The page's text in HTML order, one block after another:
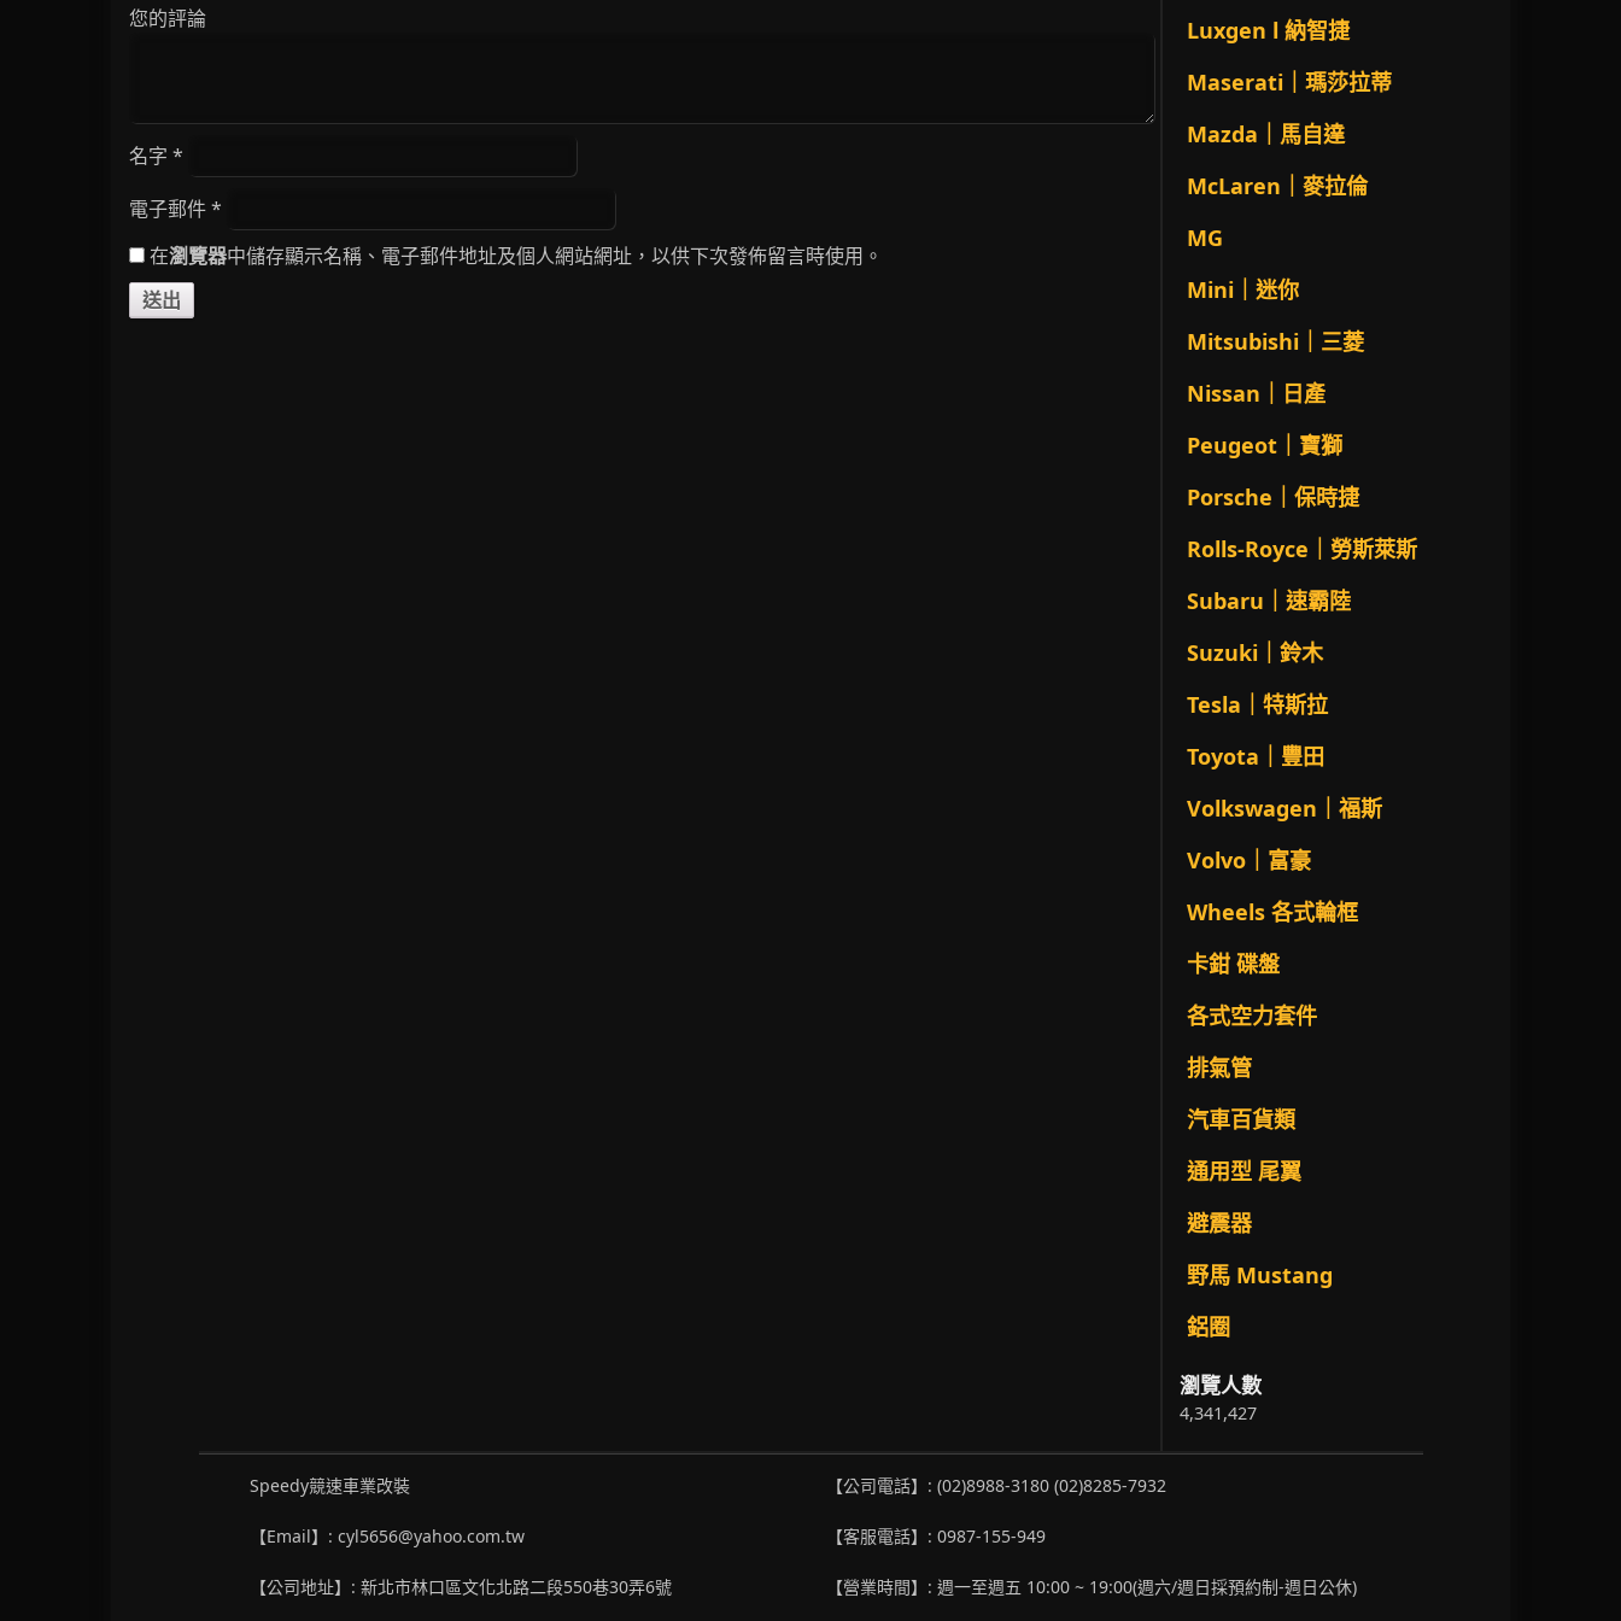
您的評論
名字 *
電子郵件*
在瀏覽器中儲存顯示名稱、電子郵件地址及個人網站網址，以供下次發佈留言時使用。
Luxgen l 納智捷
Maserati｜瑪莎拉蒂
Mazda｜馬自達
McLaren｜麥拉倫
MG
Mini｜迷你
Mitsubishi｜三菱
Nissan｜日產
Peugeot｜寶獅
Porsche｜保時捷
Rolls-Royce｜勞斯萊斯
Subaru｜速霸陸
Suzuki｜鈴木
Tesla｜特斯拉
Toyota｜豐田
Volkswagen｜福斯
Volvo｜富豪
Wheels 各式輪框
卡鉗 碟盤
各式空力套件
排氣管
汽車百貨類
通用型 尾翼
避震器
野馬 Mustang
鋁圈
瀏覽人數
4,341,427
Speedy競速車業改裝
【Email】: cyl5656@yahoo.com.tw
【公司地址】: 新北市林口區文化北路二段550巷30弄6號
【公司電話】: (02)8988-3180 (02)8285-7932
【客服電話】: 0987-155-949
【營業時間】: 週一至週五 10:00 ~ 19:00(週六/週日採預約制-週日公休)